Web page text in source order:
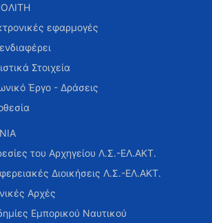
εφαρμογές
Στοιχεία
Έργο - Δράσεις
του Αρχηγείου Λ.Σ.-ΕΛ.ΑΚΤ.
Διοικήσεις Λ.Σ.-ΕΛ.ΑΚΤ.
Αρχές
Εμπορικού Ναυτικού